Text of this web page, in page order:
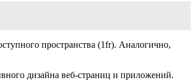
пространства (1fr). Аналогично,
дизайна веб-страниц и приложений.